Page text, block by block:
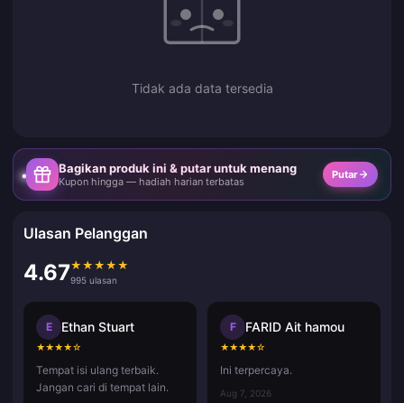
Tidak ada data tersedia
Bagikan produk ini & putar untuk menang
Kupon hingga — hadiah harian terbatas
Putar
Ulasan Pelanggan
4.67★ ★ ★ ★ ★
995 ulasan
E Ethan Stuart
★★★★☆
Tempat isi ulang terbaik.
Jangan cari di tempat lain.
F FARID Ait hamou
★★★★☆
Ini terpercaya.
Aug 7, 2026